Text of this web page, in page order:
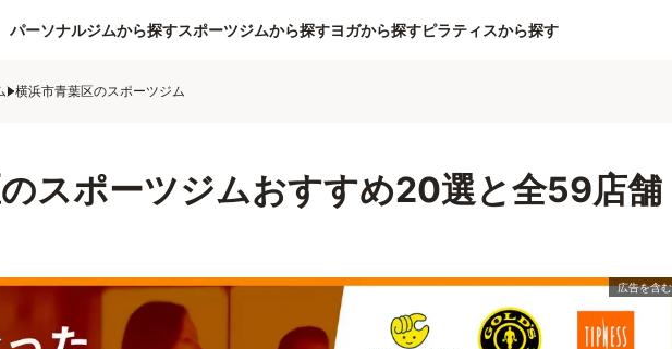
パーソナルジムから探すスポーツジムから探すヨガから探すピラティスから探す
横浜市青葉区のスポーツジム
スポーツジムおすすめ20選と全59店舗